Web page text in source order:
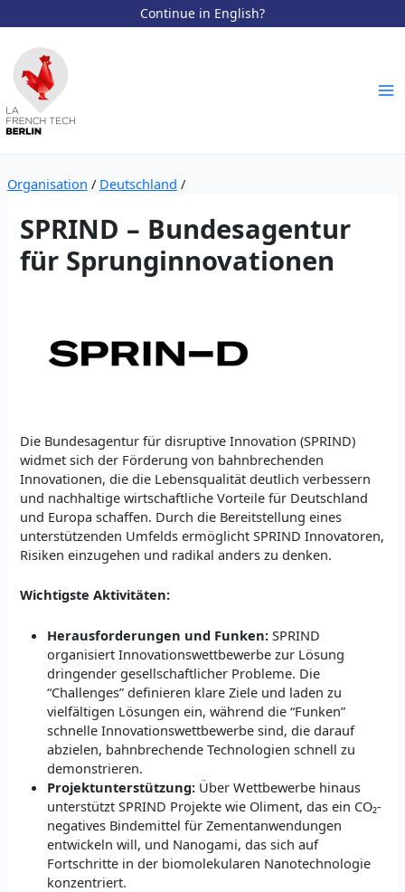
Continue in English?
Inhalt
springen
Organisation / Deutschland /
SPRIND – Bundesagentur
für Sprunginnovationen
Die Bundesagentur für disruptive Innovation (SPRIND)
widmet sich der Förderung von bahnbrechenden
Innovationen, die die Lebensqualität deutlich verbessern
und nachhaltige wirtschaftliche Vorteile für Deutschland
und Europa schaffen. Durch die Bereitstellung eines
unterstützenden Umfelds ermöglicht SPRIND Innovatoren,
Risiken einzugehen und radikal anders zu denken.
Wichtigste Aktivitäten:
Herausforderungen und Funken:SPRIND
organisiert Innovationswettbewerbe zur Lösung
dringender gesellschaftlicher Probleme. Die
“Challenges” definieren klare Ziele und laden zu
vielfältigen Lösungen ein, während die “Funken”
schnelle Innovationswettbewerbe sind, die darauf
abzielen, bahnbrechende Technologien schnell zu
demonstrieren.
Projektunterstützung:Über Wettbewerbe hinaus
unterstützt SPRIND Projekte wie Oliment, das ein CO₂-
negatives Bindemittel für Zementanwendungen
entwickeln will, und Nanogami, das sich auf
Fortschritte in der biomolekularen Nanotechnologie
konzentriert.